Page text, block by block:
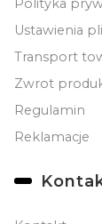
Polityka
Ustawienia
Transport
Zwrot
Regulamin
Reklamacje